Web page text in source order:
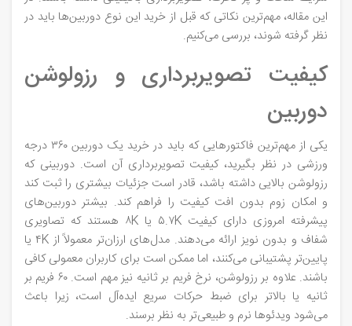
این مقاله، مهم‌ترین نکاتی که قبل از خرید این نوع دوربین‌ها باید در
نظر گرفته شوند، بررسی می‌کنیم.
کیفیت تصویربرداری و رزولوشن
دوربین
یکی از مهم‌ترین فاکتورهایی که باید در خرید یک دوربین ۳۶۰ درجه
ورزشی در نظر بگیرید، کیفیت تصویربرداری آن است. دوربینی که
رزولوشن بالایی داشته باشد، قادر است جزئیات بیشتری را ثبت کند
و امکان زوم بدون افت کیفیت را فراهم کند. بیشتر دوربین‌های
پیشرفته امروزی دارای کیفیت ۵.۷K یا ۸K هستند که تصاویری
شفاف و بدون نویز ارائه می‌دهند. مدل‌های ارزان‌تر معمولاً از ۴K یا
پایین‌تر پشتیبانی می‌کنند، اما ممکن است برای کاربران معمولی کافی
باشند. علاوه بر رزولوشن، نرخ فریم بر ثانیه نیز مهم است. ۶۰ فریم بر
ثانیه یا بالاتر برای ضبط حرکات سریع ایده‌آل است، زیرا باعث
می‌شود ویدئوها نرم و طبیعی‌تر به نظر برسند.